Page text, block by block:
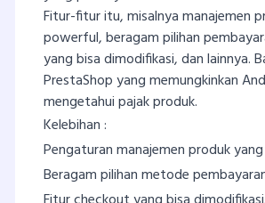
Fitur-fitur itu, misalnya manajemen
powerful, beragam pilihan
yang bisa dimodifikasi, dan lainnya.
PrestaShop yang memungkinkan
mengetahui pajak produk.
Kelebihan :
Pengaturan manajemen produk
Beragam pilihan metode